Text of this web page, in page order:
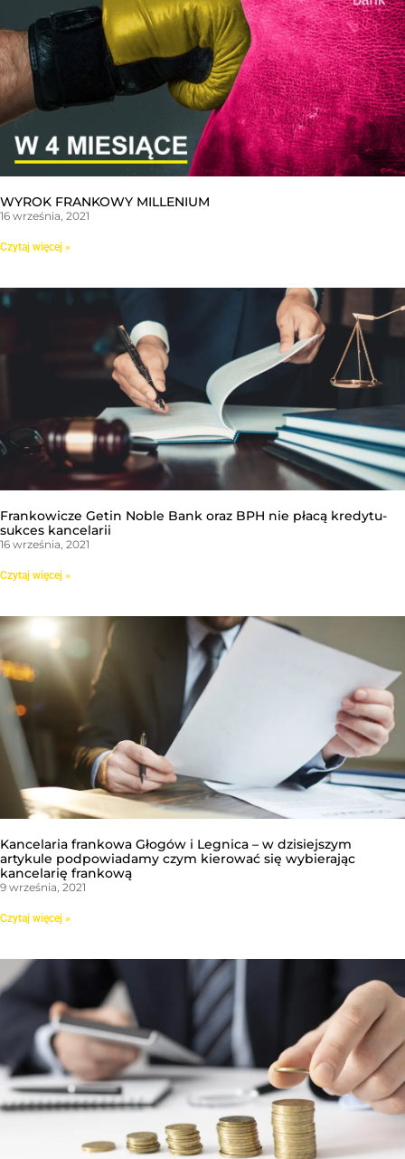
WYROK FRANKOWY MILLENIUM
16 września, 2021
Czytaj więcej »
Frankowicze Getin Noble Bank oraz BPH nie płacą kredytu-
sukces kancelarii
16 września, 2021
Czytaj więcej »
Kancelaria frankowa Głogów i Legnica – w dzisiejszym
artykule podpowiadamy czym kierować się wybierając
kancelarię frankową
9 września, 2021
Czytaj więcej »